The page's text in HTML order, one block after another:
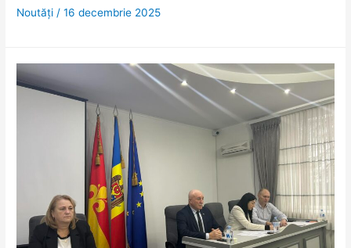
Noutăţi /16 decembrie 2025